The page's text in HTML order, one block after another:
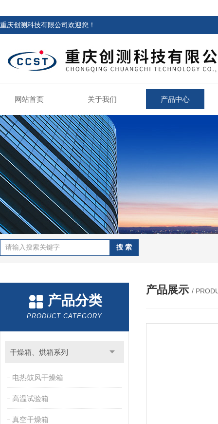
重庆创测科技有限公司欢迎您！
网站首页 关于我们 产品中心
产品分类
PRODUCT CATEGORY
干燥箱、烘箱系列
电热鼓风干燥箱
高温试验箱
真空干燥箱
产品展示 /